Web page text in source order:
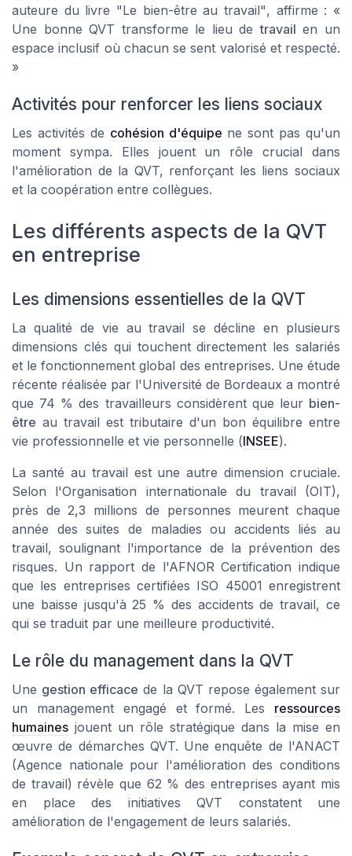
auteure du livre "Le bien-être au travail", affirme : «
Une bonne QVT transforme le lieu detravail en un
espace inclusif où chacun se sent valorisé et respecté.
»
Activités pour renforcer les liens sociaux
Les activités de cohésion d'équipe ne sont pas qu'un
moment sympa. Elles jouent un rôle crucial dans
l'amélioration de la QVT, renforçant les liens sociaux
et la coopération entre collègues.
Les différents aspects de la QVT
en entreprise
Les dimensions essentielles de la QVT
La qualité de vie au travail se décline en plusieurs
dimensions clés qui touchent directement les salariés
et le fonctionnement global des entreprises. Une étude
récente réalisée par l'Université de Bordeaux a montré
que 74 % des travailleurs considèrent que leur bien-
être au travail est tributaire d'un bon équilibre entre
vie professionnelle et vie personnelle (INSEE).
La santé au travail est une autre dimension cruciale.
Selon l'Organisation internationale du travail (OIT),
près de 2,3 millions de personnes meurent chaque
année des suites de maladies ou accidents liés au
travail, soulignant l'importance de la prévention des
risques. Un rapport de l'AFNOR Certification indique
que les entreprises certifiées ISO 45001 enregistrent
une baisse jusqu'à 25 % des accidents de travail, ce
qui se traduit par une meilleure productivité.
Le rôle du management dans la QVT
Une gestion efficace de la QVT repose également sur
un managementengagé et formé. Les ressources
humaines jouent un rôle stratégique dans la mise en
œuvre de démarches QVT. Une enquête de l'ANACT
(Agence nationale pour l'amélioration des conditions
de travail) révèle que 62 % des entreprises ayant mis
en place des initiatives QVT constatent une
amélioration de l'engagement de leurs salariés.